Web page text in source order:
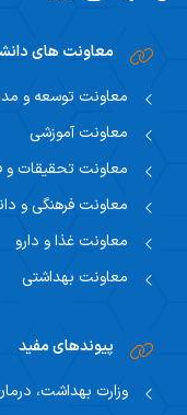
معاونت های
معاونت توسعه و
معاونت آموزشی
معاونت تحقیقات و
معاونت فرهنگی و
معاونت غذا و دارو
معاونت بهداشتی
پیوندهای مفید
وزارت بهداشت،